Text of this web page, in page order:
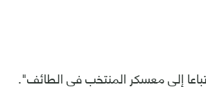
إلى معسكر المنتخب في الطائف".